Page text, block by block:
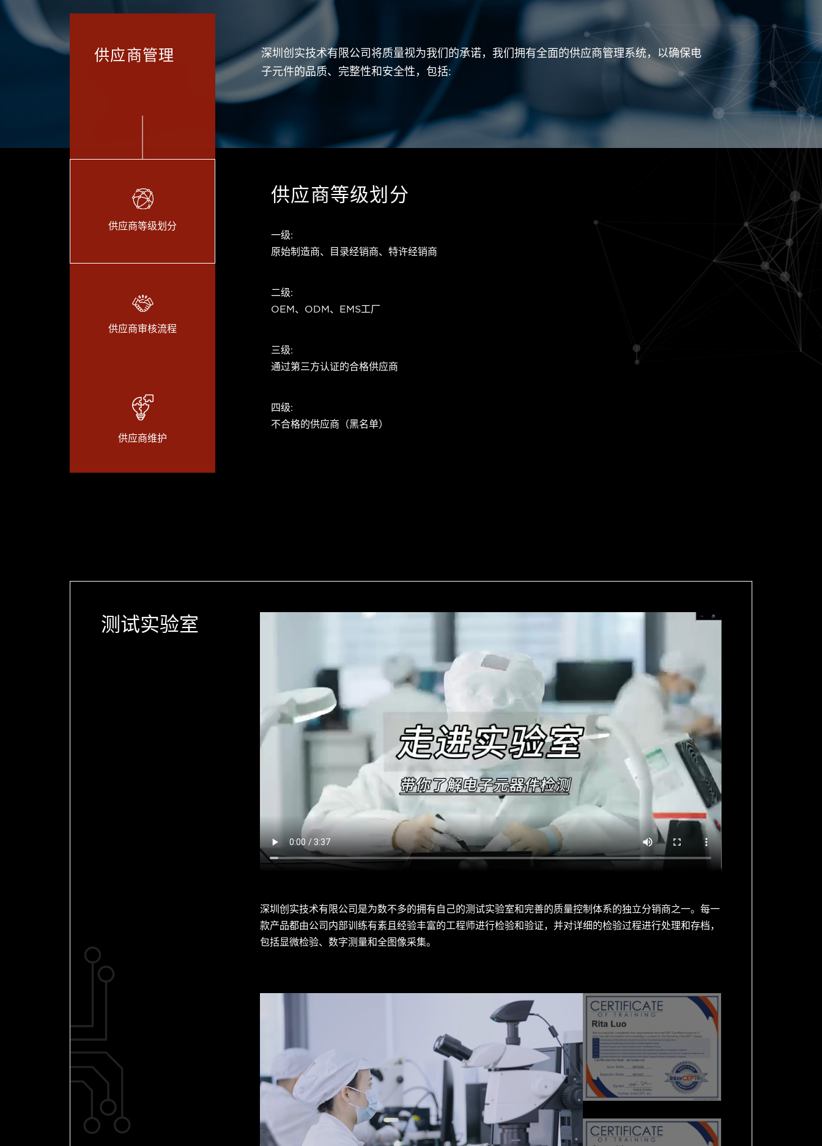
供应商管理
深圳创实技术有限公司将质量视为我们的承诺，我们拥有全面的供应商管理系统，以确保电
子元件的品质、完整性和安全性，包括:
供应商等级划分
供应商审核流程
供应商维护
供应商等级划分
一级:
原始制造商、目录经销商、特许经销商
二级:
OEM、ODM、EMS工厂
三级:
通过第三方认证的合格供应商
四级:
不合格的供应商（黑名单）
测试实验室
深圳创实技术有限公司是为数不多的拥有自己的测试实验室和完善的质量控制体系的独立分销商之一。每一
款产品都由公司内部训练有素且经验丰富的工程师进行检验和验证，并对详细的检验过程进行处理和存档，
包括显微检验、数字测量和全图像采集。